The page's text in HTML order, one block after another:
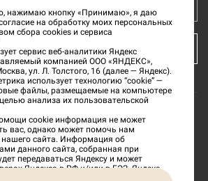
КУПИТЬ БИЛЕТ
государственный объединенный
музей»
нажимаю кнопку «Принимаю», я даю
на обработку моих персональных
сбора cookies и сервиса
сервис веб-аналитики Яндекс
компанией ООО «ЯНДЕКС»,
ул. Л. Толстого, 16 (далее — Яндекс).
использует технологию “cookie” —
файлы, размещаемые на компьютере
анализа их пользовательской
cookie информация не может
вас, однако может помочь нам
нашего сайта. Информация об
данного сайта, собранная при
передаваться Яндексу и может
Яндекса в РФ и/или в ЕЭЗ. Яндекс
эту информацию в интересах